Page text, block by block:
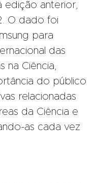
anterior,
O dado foi
para
das
na Ciência,
do público
relacionadas
da Ciência e
as cada vez